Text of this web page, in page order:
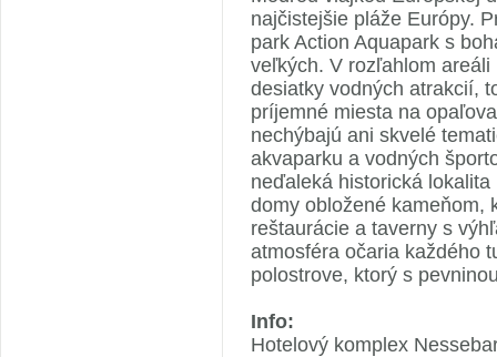
najčistejšie pláže Európy.
park Action Aquapark s
veľkých. V rozľahlom
desiatky vodných atrakcií,
príjemné miesta na
nechýbajú ani skvelé
akvaparku a vodných
neďaleká historická
domy obložené kameňom,
reštaurácie a taverny s
atmosféra očaria každého
polostrove, ktorý s
Info:
Hotelový komplex